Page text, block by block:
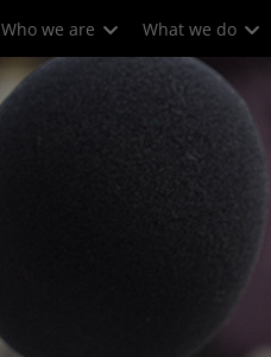
Who we are What we do